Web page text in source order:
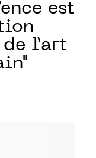
est
l’art